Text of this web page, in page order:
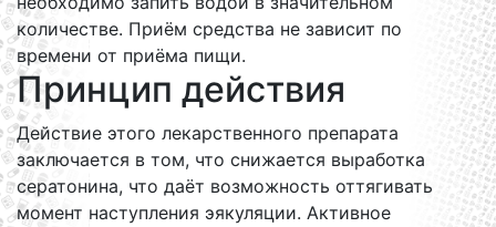
количестве. Приём средства не зависит по
времени от приёма пищи.
Принцип действия
Действие этого лекарственного препарата
заключается в том, что снижается выработка
сератонина, что даёт возможность оттягивать
момент наступления эякуляции. Активное